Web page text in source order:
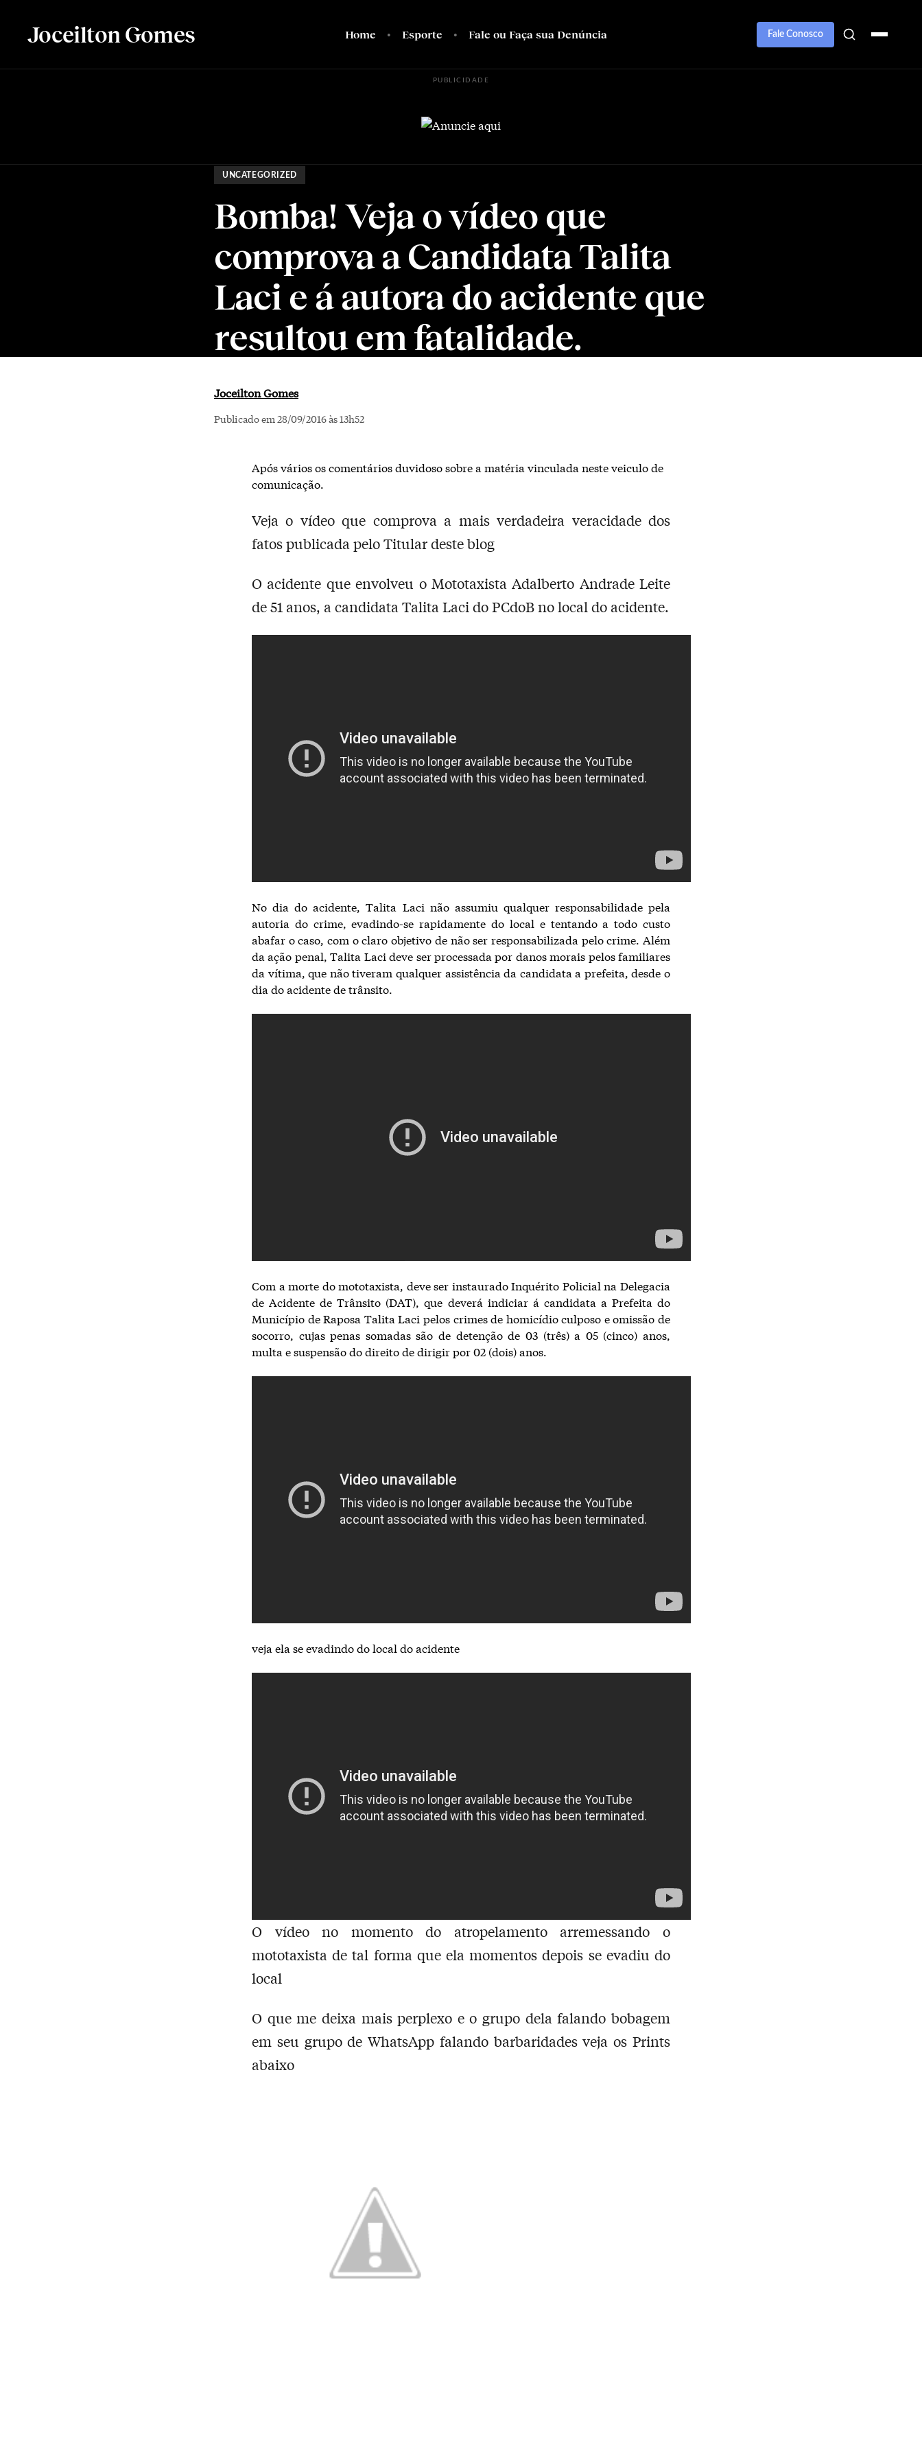
Joceilton Gomes Home Esporte Fale ou Faça sua Denúncia Fale Conosco
PUBLICIDADE
UNCATEGORIZED
Bomba! Veja o vídeo que
comprova a Candidata Talita
Laci e á autora do acidente que
resultou em fatalidade.
Joceilton Gomes
Publicado em 28/09/2016 às 13h52
Após vários os comentários duvidoso sobre a matéria vinculada neste veiculo de
comunicação.
Veja o vídeo que comprova a mais verdadeira veracidade dos
fatos publicada pelo Titular deste blog
O acidente que envolveu o Mototaxista Adalberto Andrade Leite
de 51 anos, a candidata Talita Laci do PCdoB no local do acidente.
No dia do acidente, Talita Laci não assumiu qualquer responsabilidade pela
autoria do crime, evadindo-se rapidamente do local e tentando a todo custo
abafar o caso, com o claro objetivo de não ser responsabilizada pelo crime. Além
da ação penal, Talita Laci deve ser processada por danos morais pelos familiares
da vítima, que não tiveram qualquer assistência da candidata a prefeita, desde o
dia do acidente de trânsito.
Com a morte do mototaxista, deve ser instaurado Inquérito Policial na Delegacia
de Acidente de Trânsito (DAT), que deverá indiciar á candidata a Prefeita do
Município de Raposa Talita Laci pelos crimes de homicídio culposo e omissão de
socorro, cujas penas somadas são de detenção de 03 (três) a 05 (cinco) anos,
multa e suspensão do direito de dirigir por 02 (dois) anos.
veja ela se evadindo do local do acidente
O vídeo no momento do atropelamento arremessando o
mototaxista de tal forma que ela momentos depois se evadiu do
local
O que me deixa mais perplexo e o grupo dela falando bobagem
em seu grupo de WhatsApp falando barbaridades veja os Prints
abaixo